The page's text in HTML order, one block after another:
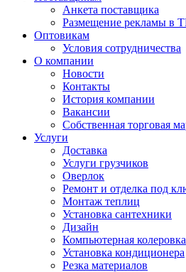
Анкета поставщика
Размещение рекламы в
Оптовикам
Условия сотрудничества
О компании
Новости
Контакты
История компании
Вакансии
Собственная торговая
Услуги
Доставка
Услуги грузчиков
Оверлок
Ремонт и отделка под
Монтаж теплиц
Установка сантехники
Дизайн
Компьютерная колеровка
Установка кондиционера
Резка материалов